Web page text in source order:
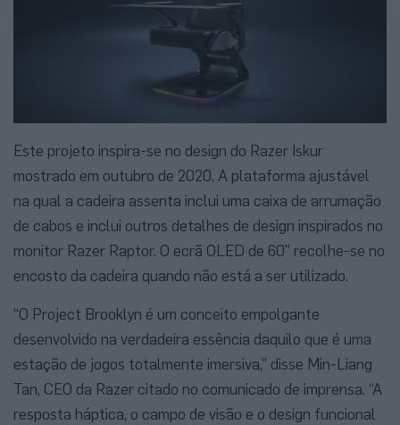
Este projeto inspira-se no design do Razer Iskur
mostrado em outubro de 2020. A plataforma ajustável
na qual a cadeira assenta inclui uma caixa de arrumação
de cabos e inclui outros detalhes de design inspirados no
monitor Razer Raptor. O ecrã OLED de 60” recolhe-se no
encosto da cadeira quando não está a ser utilizado.
“O Project Brooklyn é um conceito empolgante
desenvolvido na verdadeira essência daquilo que é uma
estação de jogos totalmente imersiva,” disse Min-Liang
Tan, CEO da Razer citado no comunicado de imprensa. “A
resposta háptica, o campo de visão e o design funcional